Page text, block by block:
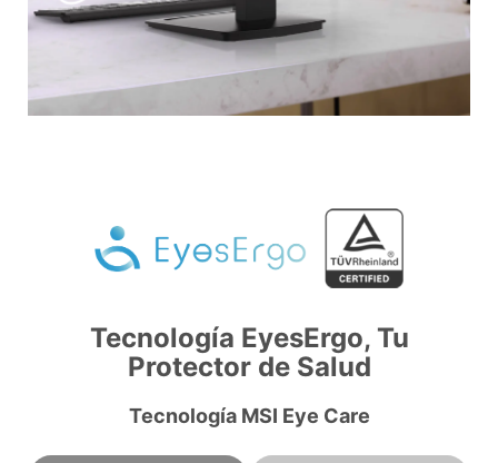
Tecnología EyesErgo, Tu
Protector de Salud
Tecnología MSI Eye Care